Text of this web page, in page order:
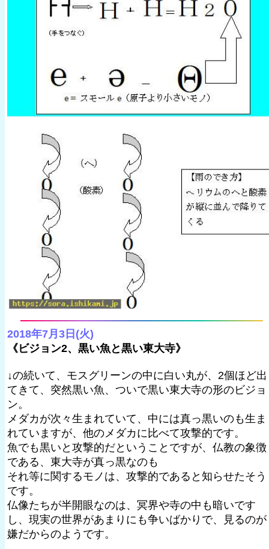
2018年7月3日(火)
《ビジョン2、黒い魚と黒い東大寺》
↓の続いて、モスグリーンの中に白い丸が、2個ほど出
てきて、突然黒い魚、ついで黒い東大寺の形のビジョ
ン。
メダカが次々生まれていて、中には真っ黒いのも生ま
れていますが、他のメダカに比べて攻撃的です。
魚でも黒いと攻撃的だということですが、仏教の象徴
である、東大寺が真っ黒なのも
それ等に関するモノは、攻撃的であると知らせたそう
です。
仏像たちが半開眼なのは、冥界や寺の中も暗いです
し、現実の世界があまりにも争いばかりで、見るのが
嫌だからのようです。